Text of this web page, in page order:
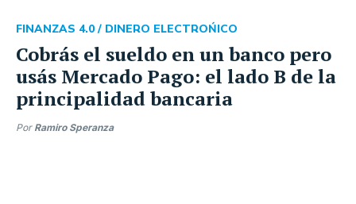
Cobrás el sueldo en un banco pero
usás Mercado Pago: el lado B de la
principalidad bancaria
FINANZAS 4.0 / DINERO ELECTROŃICO
Por Ramiro Speranza